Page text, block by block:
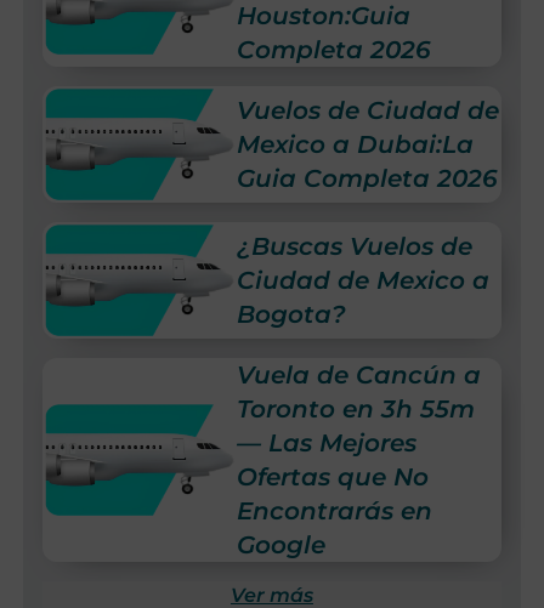
Houston:Guia
Completa 2026
Vuelos de Ciudad de
Mexico a Dubai:La
Guia Completa 2026
¿Buscas Vuelos de
Ciudad de Mexico a
Bogota?
Vuela de Cancún a
Toronto en 3h 55m
— Las Mejores
Ofertas que No
Encontrarás en
Google
Ver más